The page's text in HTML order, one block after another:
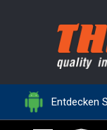
Entdecken